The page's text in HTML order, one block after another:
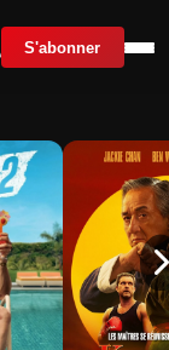
S'abonner